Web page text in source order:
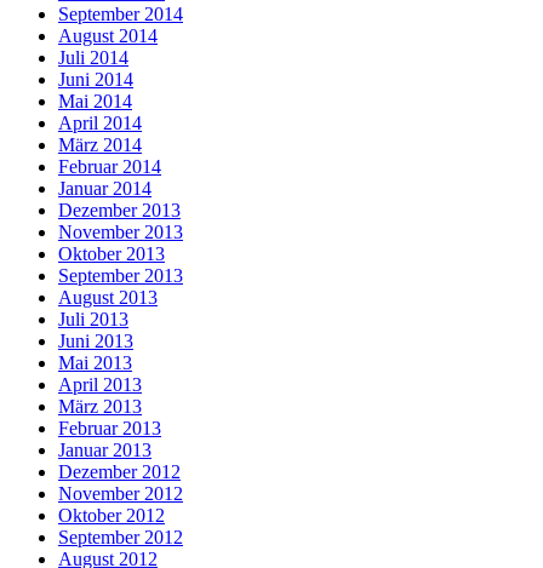
September 2014
August 2014
Juli 2014
Juni 2014
Mai 2014
April 2014
März 2014
Februar 2014
Januar 2014
Dezember 2013
November 2013
Oktober 2013
September 2013
August 2013
Juli 2013
Juni 2013
Mai 2013
April 2013
März 2013
Februar 2013
Januar 2013
Dezember 2012
November 2012
Oktober 2012
September 2012
August 2012